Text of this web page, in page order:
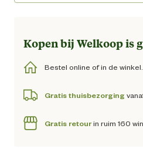
Kopen bij Welkoop is
Bestel online of in de winkel.
Gratis thuisbezorging
Gratis retourin ruim 160